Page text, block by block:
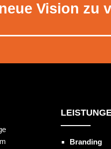
Vision zu
Branding